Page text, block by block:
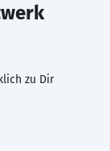
zu Dir